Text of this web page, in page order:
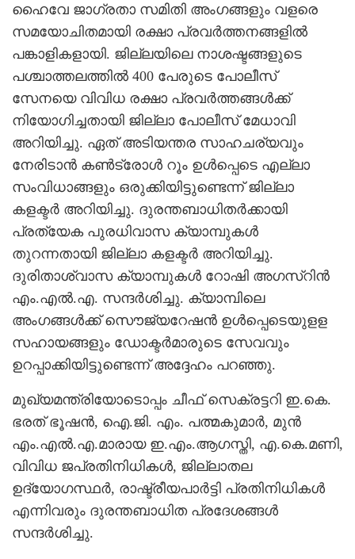
ഹൈവേ ജാഗ്രതാ സമിതി അംഗങ്ങളും വളരെ
സമയോചിതമായി രക്ഷാ പ്രവര്‍ത്തനങ്ങളില്‍
പങ്കാളികളായി. ജില്ലയിലെ നാശഷ്ടങ്ങളുടെ
പശ്ചാത്തലത്തില്‍ 400 പേരുടെ പോലീസ്
സേനയെ വിവിധ രക്ഷാ പ്രവര്‍ത്തങ്ങള്‍ക്ക്
നിയോഗിച്ചതായി ജില്ലാ പോലീസ് മേധാവി
അറിയിച്ചു. ഏത് അടിയന്തര സാഹചര്യവും
നേരിടാന്‍ കണ്‍ട്രോള്‍ റൂം ഉള്‍പ്പെടെ എല്ലാ
സംവിധാങ്ങളും ഒരുക്കിയിട്ടുണ്ടെന്ന് ജില്ലാ
കളക്ടര്‍ അറിയിച്ചു. ദുരന്തബാധിതര്‍ക്കായി
പ്രത്യേക പുരധിവാസ ക്യാമ്പുകള്‍
തുറന്നതായി ജില്ലാ കളക്ടര്‍ അറിയിച്ചു.
ദുരിതാശ്വാസ ക്യാമ്പുകള്‍ റോഷി അഗസ്റിന്‍
എം.എല്‍.എ. സന്ദര്‍ശിച്ചു. ക്യാമ്പിലെ
അംഗങ്ങള്‍ക്ക് സൌജ്യറേഷന്‍ ഉള്‍പ്പെടെയുളള
സഹായങ്ങളും ഡോക്ടര്‍മാരുടെ സേവവും
ഉറപ്പാക്കിയിട്ടുണ്ടെന്ന് അദ്ദേഹം പറഞ്ഞു.
മുഖ്യമന്ത്രിയോടൊപ്പം ചീഫ് സെക്രട്ടറി ഇ.കെ.
ഭരത് ഭൂഷന്‍, ഐ.ജി. എം. പത്മകുമാര്‍, മുന്‍
എം.എല്‍.എ.മാരായ ഇ.എം.ആഗസ്തി, എ.കെ.മണി,
വിവിധ ജപ്രതിനിധികള്‍, ജില്ലാതല
ഉദ്യോഗസ്ഥര്‍, രാഷ്ട്രീയപാര്‍ട്ടി പ്രതിനിധികള്‍
എന്നിവരും ദുരന്തബാധിത പ്രദേശങ്ങള്‍
സന്ദര്‍ശിച്ചു.